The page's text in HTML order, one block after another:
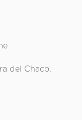
del Chaco.